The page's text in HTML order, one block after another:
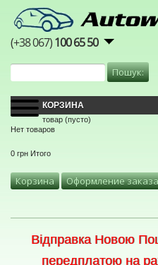
(+38 067)100 65 50
КОРЗИНА
товар (пусто)
Нет товаров
0 грн Итого
Корзина Оформление заказа
Відправка Новою
передплатою на